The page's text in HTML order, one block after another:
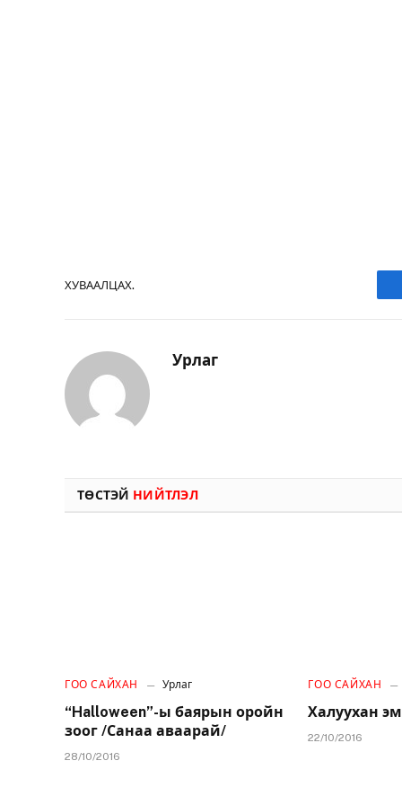
ХУВААЛЦАХ.
Урлаг
ТӨСТЭЙ НИЙТЛЭЛ
ГОО САЙХАН Урлаг
“Halloween”-ы баярын оройн
зоог /Санаа аваарай/
28/10/2016
ГОО САЙХАН
Халуухан
22/10/2016